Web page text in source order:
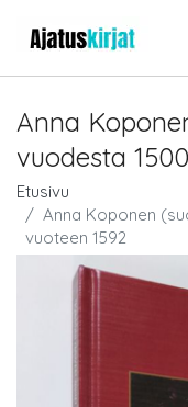
Anna
vuodesta
Etusivu
Anna Koponen
vuoteen 1592